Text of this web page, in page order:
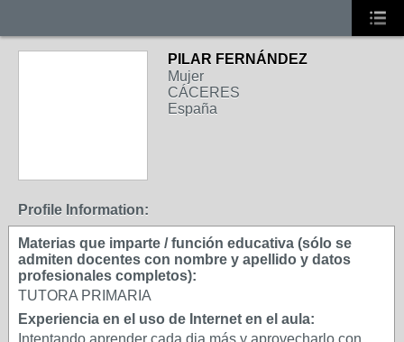
PILAR FERNÁNDEZ
Mujer
CÁCERES
España
Profile Information:
Materias que imparte / función educativa (sólo se
admiten docentes con nombre y apellido y datos
profesionales completos):
TUTORA PRIMARIA
Experiencia en el uso de Internet en el aula:
Intentando aprender cada dia más y aprovecharlo con